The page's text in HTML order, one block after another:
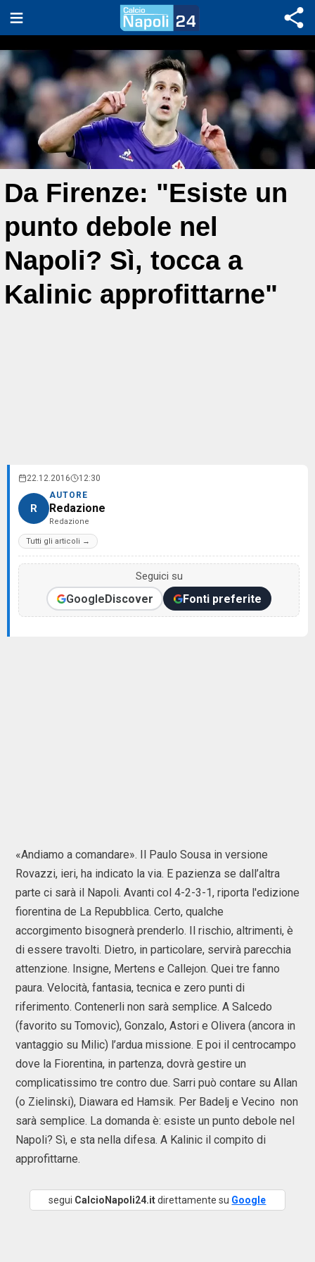
Da Firenze: "Esiste un
punto debole nel
Napoli? Sì, tocca a
Kalinic approfittarne"
22.12.2016 12:30
R
AUTORE
Redazione
Redazione
Tutti gli articoli →
Seguici su
GoogleDiscover Fonti preferite
«Andiamo a comandare». Il Paulo Sousa in versione
Rovazzi, ieri, ha indicato la via. E pazienza se dall’altra
parte ci sarà il Napoli. Avanti col 4-2-3-1, riporta l'edizione
fiorentina de La Repubblica. Certo, qualche
accorgimento bisognerà prenderlo. Il rischio, altrimenti, è
di essere travolti. Dietro, in particolare, servirà parecchia
attenzione. Insigne, Mertens e Callejon. Quei tre fanno
paura. Velocità, fantasia, tecnica e zero punti di
riferimento. Contenerli non sarà semplice. A Salcedo
(favorito su Tomovic), Gonzalo, Astori e Olivera (ancora in
vantaggio su Milic) l’ardua missione. E poi il centrocampo
dove la Fiorentina, in partenza, dovrà gestire un
complicatissimo tre contro due. Sarri può contare su Allan
(o Zielinski), Diawara ed Hamsik. Per Badelj e Vecino non
sarà semplice. La domanda è: esiste un punto debole nel
Napoli? Sì, e sta nella difesa. A Kalinic il compito di
approfittarne.
segui CalcioNapoli24.itdirettamente su Google